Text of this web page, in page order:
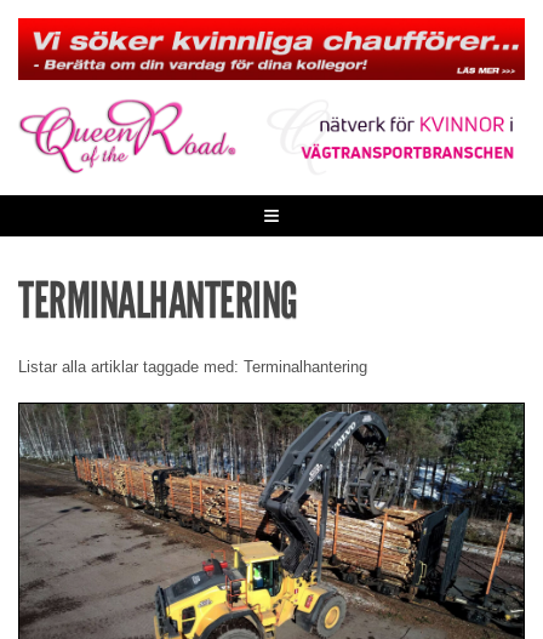
content
≡
TERMINALHANTERING
Listar alla artiklar taggade med: Terminalhantering